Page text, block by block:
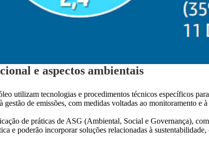
e aspectos ambientais
utilizam tecnologias e procedimentos técnicos específicos
de emissões, com medidas voltadas ao monitoramento e
de práticas de ASG (Ambiental, Social e Governança),
e poderão incorporar soluções relacionadas à